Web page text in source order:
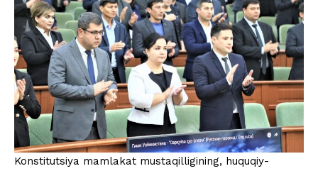
Konstitutsiya mamlakat mustaqilligining, huquqiy-